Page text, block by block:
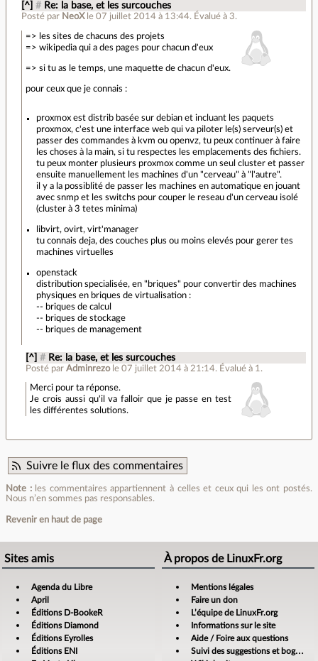
[^] # Re: la base, et les surcouches
Posté par NeoX le 07 juillet 2014 à 13:44. Évalué à 3.
=> les sites de chacuns des projets
=> wikipedia qui a des pages pour chacun d'eux
=> si tu as le temps, une maquette de chacun d'eux.
pour ceux que je connais :
proxmox est distrib basée sur debian et incluant les paquets
proxmox, c'est une interface web qui va piloter le(s) serveur(s) et
passer des commandes à kvm ou openvz, tu peux continuer à faire
les choses à la main, si tu respectes les emplacements des fichiers.
tu peux monter plusieurs proxmox comme un seul cluster et passer
ensuite manuellement les machines d'un "cerveau" à "l'autre".
il y a la possiblité de passer les machines en automatique en jouant
avec snmp et les switchs pour couper le reseau d'un cerveau isolé
(cluster à 3 tetes minima)
libvirt, ovirt, virt'manager
tu connais deja, des couches plus ou moins elevés pour gerer tes
machines virtuelles
openstack
distribution specialisée, en "briques" pour convertir des machines
physiques en briques de virtualisation :
-- briques de calcul
-- briques de stockage
-- briques de management
[^] # Re: la base, et les surcouches
Posté parAdminrezo le 07 juillet 2014 à 21:14. Évalué à 1 .
Merci pour ta réponse.
Je crois aussi qu'il va falloir que je passe en test
les différentes solutions.
Suivre le flux des commentaires
Note :les commentaires appartiennent à celles et ceux qui les ont postés.
Nous n’en sommes pas responsables.
Revenir en haut de page
Sites amis
Agenda du Libre
April
Éditions D-BookeR
Éditions Diamond
Éditions Eyrolles
Éditions ENI
À propos de LinuxFr.org
Mentions légales
Faire un don
L’équipe de LinuxFr.org
Informations sur le site
Aide / Foire aux questions
Suivi des suggestions et bogues